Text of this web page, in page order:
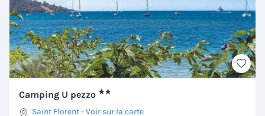
Camping U pezzo ★★
Saint Florent-Voir sur la carte